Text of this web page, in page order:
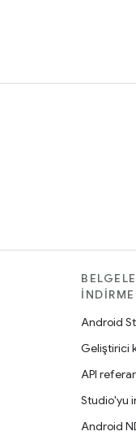
Android
Geliştirici
API
Studio'yu
Android